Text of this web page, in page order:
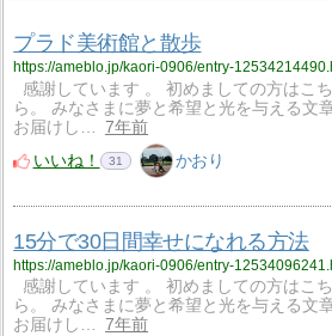
プラド美術館と散歩
https://ameblo.jp/kaori-0906/entry-
感謝しています 。 初めましての方はこ
ら。 みなさまに夢と希望と光を与える文
お届けし…
7年前
いいね！
31 かおり
15分で30日間幸せになれる方法
https://ameblo.jp/kaori-0906/entry-
感謝しています 。 初めましての方はこ
ら。 みなさまに夢と希望と光を与える文
お届けし…
7年前